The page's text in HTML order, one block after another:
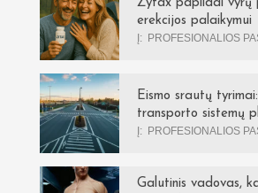
Zytax papildai vyrų
erekcijos palaikymui
Į: PROFESIONALIOS
Eismo srautų
transporto sistemų
Į: PROFESIONALIOS
Galutinis vadovas,